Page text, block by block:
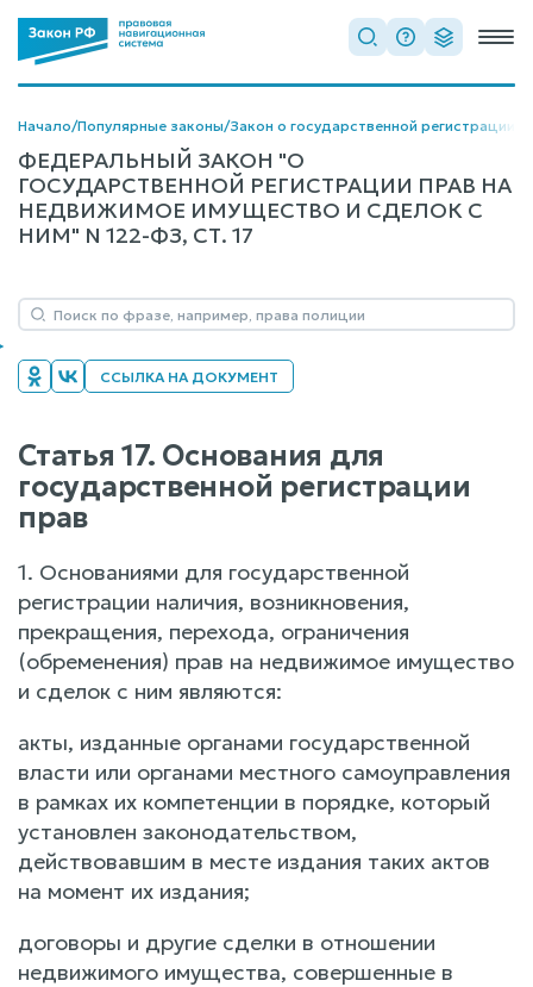
Начало/Популярные законы/Закон о государственной регистрации
ФЕДЕРАЛЬНЫЙ ЗАКОН "О
ГОСУДАРСТВЕННОЙ РЕГИСТРАЦИИ ПРАВ НА
НЕДВИЖИМОЕ ИМУЩЕСТВО И СДЕЛОК С
НИМ" N 122-ФЗ, СТ. 17
ССЫЛКА НА ДОКУМЕНТ
Статья 17. Основания для
государственной регистрации
прав
1. Основаниями для государственной
регистрации наличия, возникновения,
прекращения, перехода, ограничения
(обременения) прав на недвижимое имущество
и сделок с ним являются:
акты, изданные органами государственной
власти или органами местного самоуправления
в рамках их компетенции в порядке, который
установлен законодательством,
действовавшим в месте издания таких актов
на момент их издания;
договоры и другие сделки в отношении
недвижимого имущества, совершенные в